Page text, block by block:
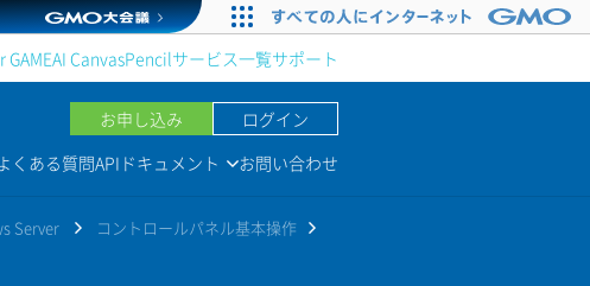
GAMEAI CanvasPencilサービス一覧サポート
お申し込み
ログイン
くある質問APIドキュメント お問い合わせ
Server
コントロールパネル基本操作